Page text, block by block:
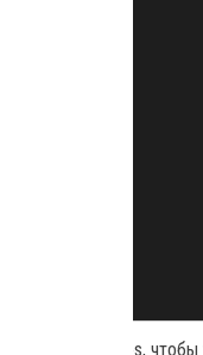
файлы cookies,